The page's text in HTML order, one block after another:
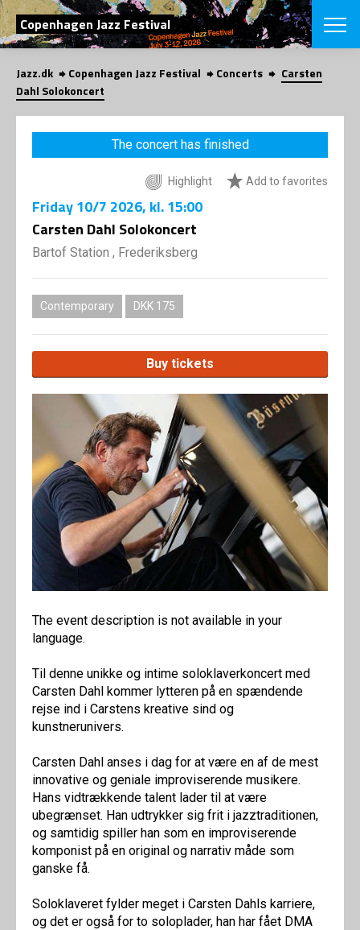
SEARCH
Copenhagen Jazz Festival
Danish
CHOOSE
VINTERJAZZ
Themes
LOCATIONS
SHOP
Jazz.dk Copenhagen Jazz Festival Concerts
Carsten
Dahl Solokoncert
The concert has finished
Highlight Add to favorites
Friday10/7 2026, kl. 15:00
Carsten Dahl Solokoncert
Bartof Station , Frederiksberg
Contemporary DKK 175
Buy tickets
The event description is not available in your
language.
Til denne unikke og intime soloklaverkoncert med
Carsten Dahl kommer lytteren på en spændende
rejse ind i Carstens kreative sind og
kunstnerunivers.
Carsten Dahl anses i dag for at være en af de mest
innovative og geniale improviserende musikere.
Hans vidtrækkende talent lader til at være
ubegrænset. Han udtrykker sig frit i jazztraditionen,
og samtidig spiller han som en improviserende
komponist på en original og narrativ måde som
ganske få.
Soloklaveret fylder meget i Carsten Dahls karriere,
og det er også for to soloplader, han har fået DMA